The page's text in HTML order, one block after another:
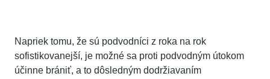
Napriek tomu, že sú podvodníci z roka na rok
sofistikovanejší, je možné sa proti podvodným útokom
účinne brániť, a to dôsledným dodržiavaním